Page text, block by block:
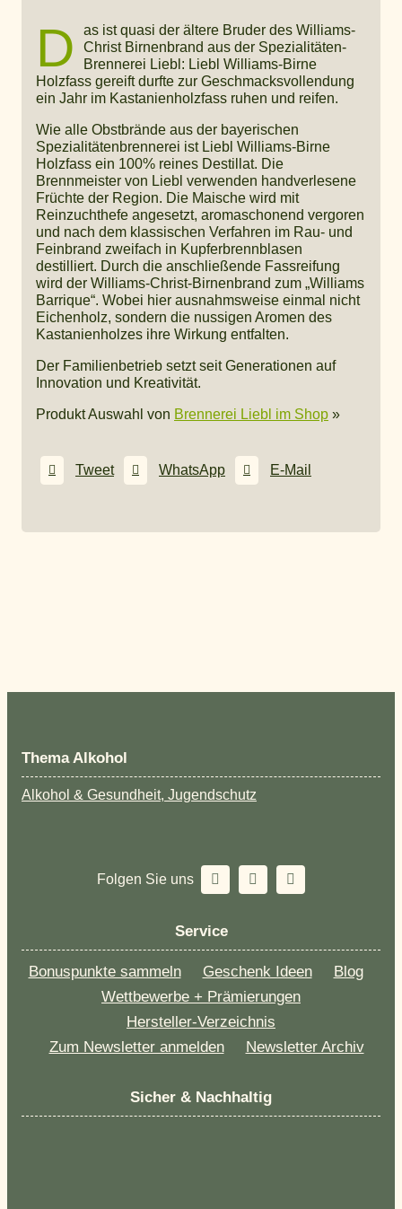
D
as ist quasi der ältere Bruder des Williams-
Christ Birnenbrand aus der Spezialitäten-
Brennerei Liebl: Liebl Williams-Birne
Holzfass gereift durfte zur Geschmacksvollendung
ein Jahr im Kastanienholzfass ruhen und reifen.
Wie alle Obstbrände aus der bayerischen
Spezialitätenbrennerei ist Liebl Williams-Birne
Holzfass ein 100% reines Destillat. Die
Brennmeister von Liebl verwenden handverlesene
Früchte der Region. Die Maische wird mit
Reinzuchthefe angesetzt, aromaschonend vergoren
und nach dem klassischen Verfahren im Rau- und
Feinbrand zweifach in Kupferbrennblasen
destilliert. Durch die anschließende Fassreifung
wird der Williams-Christ-Birnenbrand zum „Williams
Barrique“. Wobei hier ausnahmsweise einmal nicht
Eichenholz, sondern die nussigen Aromen des
Kastanienholzes ihre Wirkung entfalten.
Der Familienbetrieb setzt seit Generationen auf
Innovation und Kreativität.
Produkt Auswahl von Brennerei Liebl im Shop »
Tweet WhatsApp E-Mail
Thema Alkohol
Alkohol & Gesundheit, Jugendschutz
Folgen Sie uns
Service
Bonuspunkte sammeln Geschenk Ideen
Blog
Wettbewerbe + Prämierungen
Hersteller-Verzeichnis
Zum Newsletter anmelden
Newsletter Archiv
Sicher & Nachhaltig